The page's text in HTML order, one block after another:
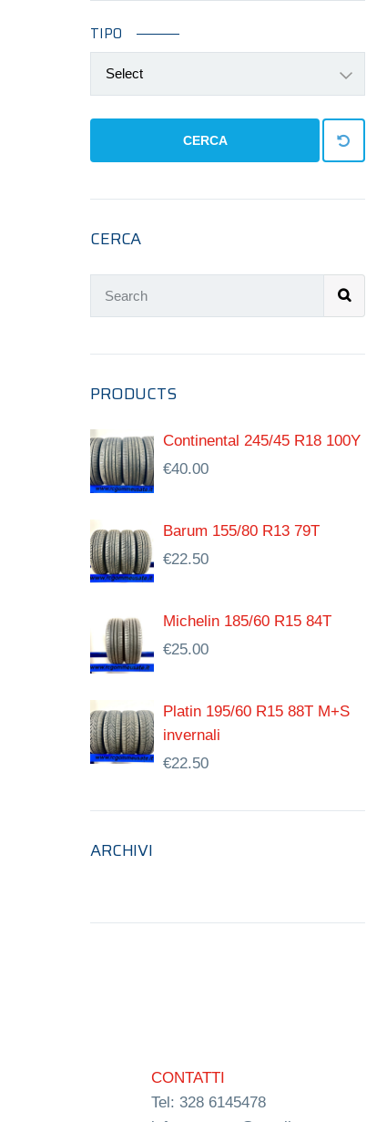
TIPO
Select
CERCA
CERCA
PRODUCTS
Continental 245/45 R18 100Y
€40.00
Barum 155/80 R13 79T
€22.50
Michelin 185/60 R15 84T
€25.00
Platin 195/60 R15 88T M+S
invernali
€22.50
ARCHIVI
CONTATTI
Tel: 328 6145478